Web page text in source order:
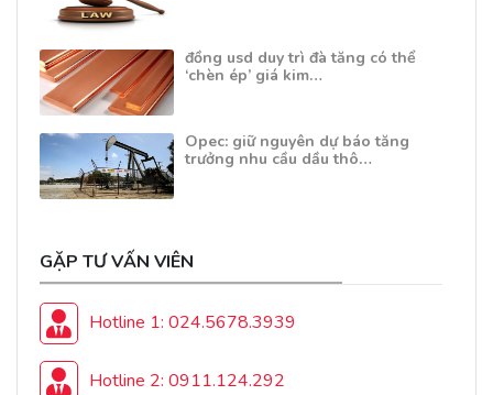
đồng usd duy trì đà tăng có thể
‘chèn ép’ giá kim…
Opec: giữ nguyên dự báo tăng
trưởng nhu cầu dầu thô…
GẶP TƯ VẤN VIÊN
Hotline 1: 024.5678.3939
Hotline 2: 0911.124.292